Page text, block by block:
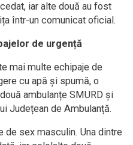
iar alte două au fost
într-un comunicat oficial.
de urgență
mai multe echipaje de
cu apă și spumă, o
ambulanțe SMURD și
Județean de Ambulanță.
sex masculin. Una dintre